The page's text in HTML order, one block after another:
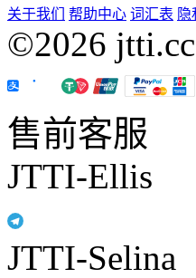
关于我们 帮助中心 词汇表 隐
©2026
售前客服
JTTI-Ellis
JTTI-Selina